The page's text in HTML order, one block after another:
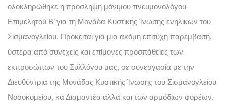
ολοκληρώθηκε η πρόσληψη μόνιμου πνευμονολόγου-
Επιμελητού Β’ για τη Μονάδα Κυστικής Ίνωσης ενηλίκων του
Σισμανογλείου. Πρόκειται για μια ακόμη επιτυχή παρέμβαση,
ύστερα από συνεχείς και επίμονες προσπάθειες των
εκπροσώπων του Συλλόγου μας, σε συνεργασία με την
Διευθύντρια της Μονάδας Κυστικής Ίνωσης του Σισμανογλείου
Νοσοκομείου, κα Διαμαντέα αλλά και των αρμόδιων φορέων.